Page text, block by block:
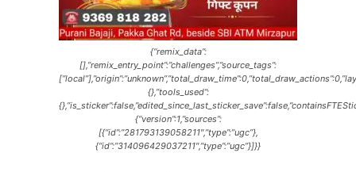
{“remix_data”:
[],”remix_entry_point”:”challenges”,”source_tags”:
{},”tools_used”:
{“version”:1,”sources”:
[{“id”:”281793139058211″,”type”:”ugc”},
{“id”:”314096429037211″,”type”:”ugc”}]}}